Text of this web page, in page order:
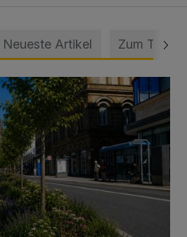
Neueste Artikel Zum Thema
Wuppertal darauf reagiert“